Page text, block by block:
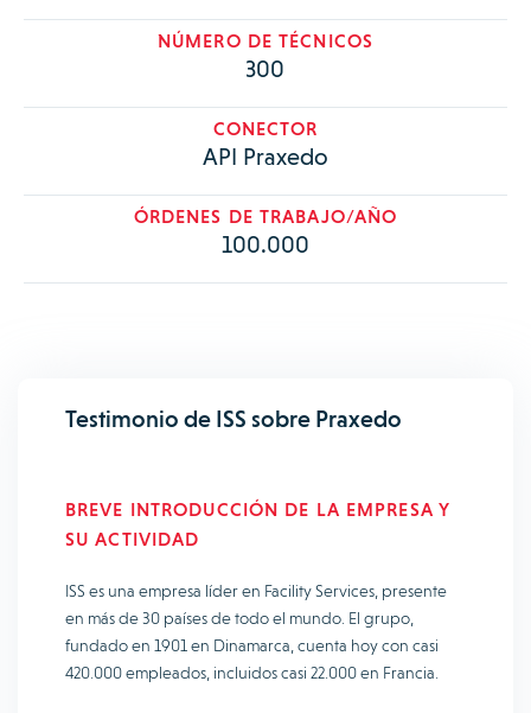
NÚMERO DE TÉCNICOS
300
CONECTOR
API Praxedo
ÓRDENES DE TRABAJO/AÑO
100.000
Testimonio de ISS sobre Praxedo
BREVE INTRODUCCIÓN DE LA EMPRESA Y
SU ACTIVIDAD
ISS es una empresa líder en Facility Services, presente
en más de 30 países de todo el mundo. El grupo,
fundado en 1901 en Dinamarca, cuenta hoy con casi
420.000 empleados, incluidos casi 22.000 en Francia.